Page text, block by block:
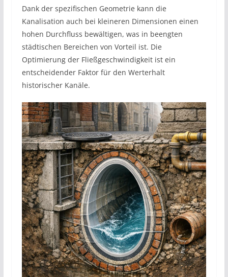
Dank der spezifischen Geometrie kann die
Kanalisation auch bei kleineren Dimensionen einen
hohen Durchfluss bewältigen, was in beengten
städtischen Bereichen von Vorteil ist. Die
Optimierung der Fließgeschwindigkeit ist ein
entscheidender Faktor für den Werterhalt
historischer Kanäle.